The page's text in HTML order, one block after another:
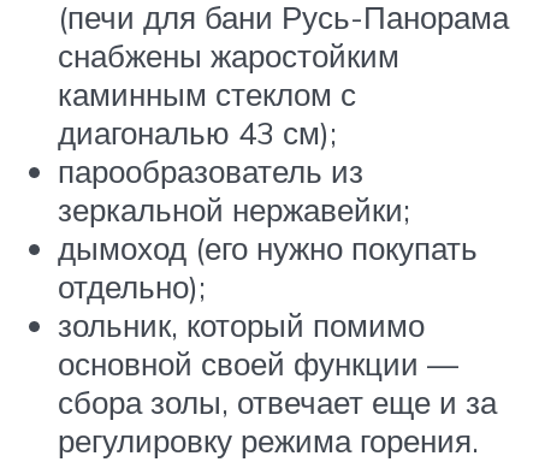
(печи для бани Русь-Панорама
снабжены жаростойким
каминным стеклом с
диагональю 43 см);
парообразователь из
зеркальной нержавейки;
дымоход (его нужно покупать
отдельно);
зольник, который помимо
основной своей функции —
сбора золы, отвечает еще и за
регулировку режима горения.